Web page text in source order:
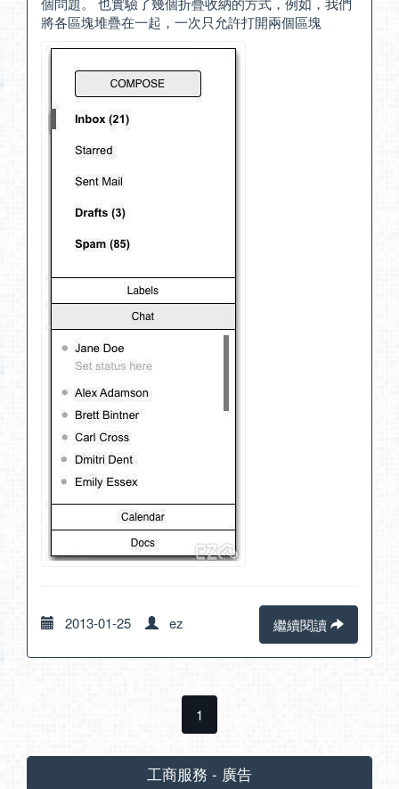
將各區塊堆疊在一起，一次只允許打開兩個區塊
2013-01-25 ez 繼續閱讀
1
工商服務 - 廣告